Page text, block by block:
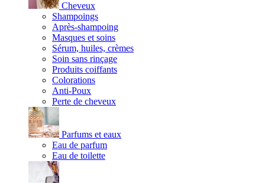
Cheveux
Shampoings
Après-shampoing
Masques et soins
Sérum, huiles, crèmes
Soin sans rinçage
Produits coiffants
Colorations
Anti-Poux
Perte de cheveux
Parfums et eaux
Eau de parfum
Eau de toilette